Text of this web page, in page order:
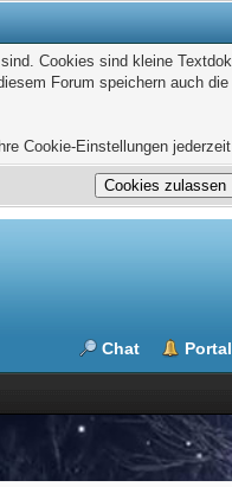
Cookies sind kleine
Forum speichern auch
Cookie-Einstellungen
Chat Portal